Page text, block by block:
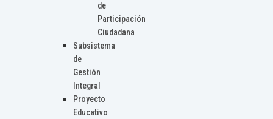
de
Participación
Ciudadana
Subsistema
de
Gestión
Integral
Proyecto
Educativo